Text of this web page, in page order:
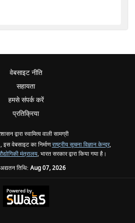
वेबसाइट नीति
सहायता
हमसे संपर्क करें
प्रतिक्रिया
द्वारा स्वामित्व वाली सामग्री
वेबसाइट का निर्माणराष्ट्रीय सूचना विज्ञान केन्द्र,
मंत्रालय, भारत सरकार द्वारा किया गया है।
तिथि: Aug 07, 2026